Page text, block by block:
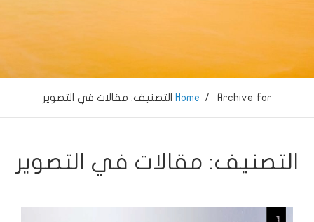
Home / Archive for التصنيف: مقالات في التصوير
التصنيف: مقالات في التصوير